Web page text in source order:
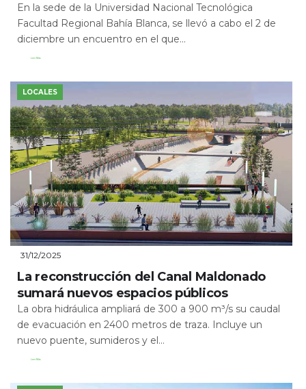
En la sede de la Universidad Nacional Tecnológica
Facultad Regional Bahía Blanca, se llevó a cabo el 2 de
diciembre un encuentro en el que...
Leer Más
LOCALES
31/12/2025
La reconstrucción del Canal Maldonado
sumará nuevos espacios públicos
La obra hidráulica ampliará de 300 a 900 m³/s su caudal
de evacuación en 2400 metros de traza. Incluye un
nuevo puente, sumideros y el...
Leer Más